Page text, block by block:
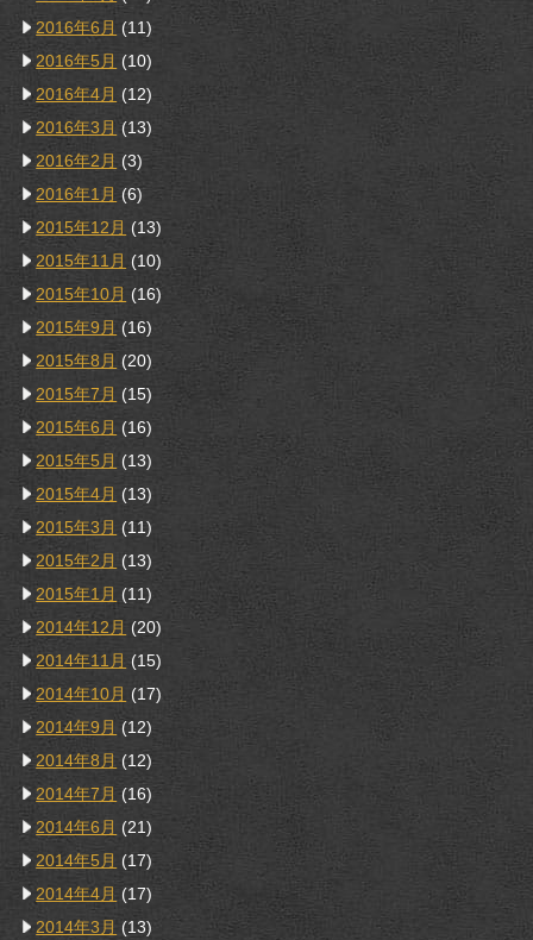
2016年6月 (11)
2016年5月 (10)
2016年4月 (12)
2016年3月 (13)
2016年2月 (3)
2016年1月 (6)
2015年12月 (13)
2015年11月 (10)
2015年10月 (16)
2015年9月 (16)
2015年8月 (20)
2015年7月 (15)
2015年6月 (16)
2015年5月 (13)
2015年4月 (13)
2015年3月 (11)
2015年2月 (13)
2015年1月 (11)
2014年12月 (20)
2014年11月 (15)
2014年10月 (17)
2014年9月 (12)
2014年8月 (12)
2014年7月 (16)
2014年6月 (21)
2014年5月 (17)
2014年4月 (17)
2014年3月 (13)